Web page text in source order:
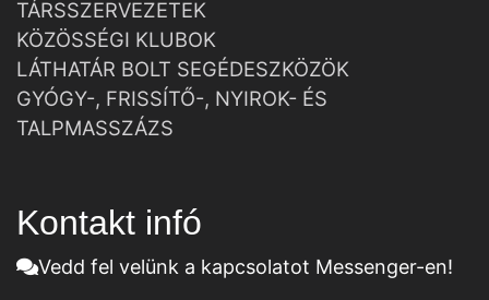
TÁRSSZERVEZETEK
KÖZÖSSÉGI KLUBOK
LÁTHATÁR BOLT SEGÉDESZKÖZÖK
GYÓGY-, FRISSÍTŐ-, NYIROK- ÉS
TALPMASSZÁZS
Kontakt infó
Vedd fel velünk a kapcsolatot Messenger-en!